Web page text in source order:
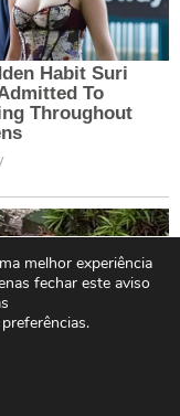
melhor experiência
fechar este aviso